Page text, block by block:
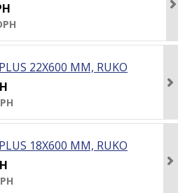
22X600 MM, RUKO
18X600 MM, RUKO